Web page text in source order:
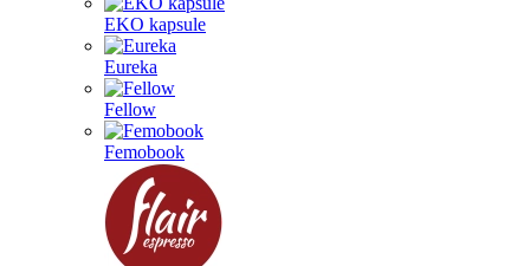
EKO kapsule
Eureka
Fellow
Femobook